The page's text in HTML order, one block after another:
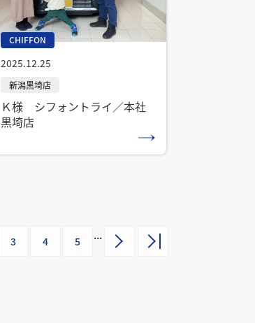
CHIFFON
2025.12.25
新潟黒埼店
Ｋ様 シフォントライ／本社
黒埼店
3 4 5 ...